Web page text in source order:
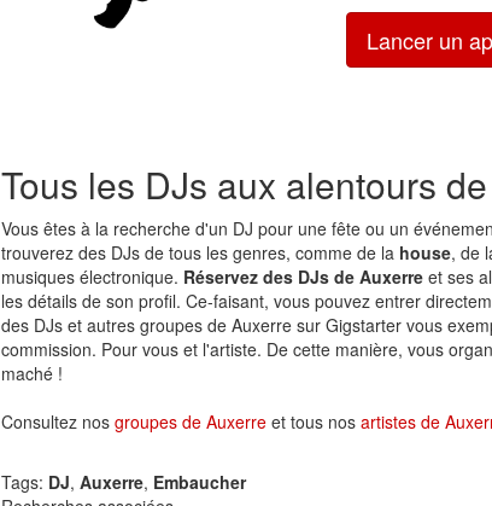
Lancer un
Tous les DJs aux alentours
Vous êtes à la recherche d'un DJ pour une fête ou un
trouverez des DJs de tous les genres, comme de la house, de
musiques électronique. Réservez des DJs de Auxerre et ses
les détails de son profil. Ce-faisant, vous pouvez entrer
des DJs et autres groupes de Auxerre sur Gigstarter vous
commission. Pour vous et l'artiste. De cette manière, vous
maché !
Consultez nos groupes de Auxerre et tous nos artistes de
Tags: DJ, Auxerre, Embaucher